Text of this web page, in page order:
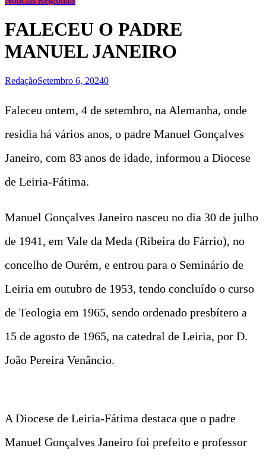
FALECEU O PADRE
MANUEL JANEIRO
RedaçãoSetembro 6, 20240
Faleceu ontem, 4 de setembro, na Alemanha, onde
residia há vários anos, o padre Manuel Gonçalves
Janeiro, com 83 anos de idade, informou a Diocese
de Leiria-Fátima.
Manuel Gonçalves Janeiro nasceu no dia 30 de julho
de 1941, em Vale da Meda (Ribeira do Fárrio), no
concelho de Ourém, e entrou para o Seminário de
Leiria em outubro de 1953, tendo concluído o curso
de Teologia em 1965, sendo ordenado presbítero a
15 de agosto de 1965, na catedral de Leiria, por D.
João Pereira Venâncio.
A Diocese de Leiria-Fátima destaca que o padre
Manuel Gonçalves Janeiro foi prefeito e professor